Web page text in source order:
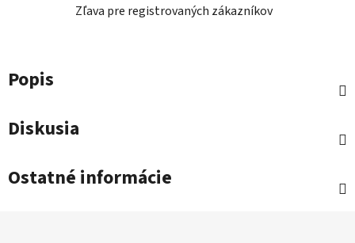
Zľava pre registrovaných zákazníkov
Popis
Diskusia
Ostatné informácie